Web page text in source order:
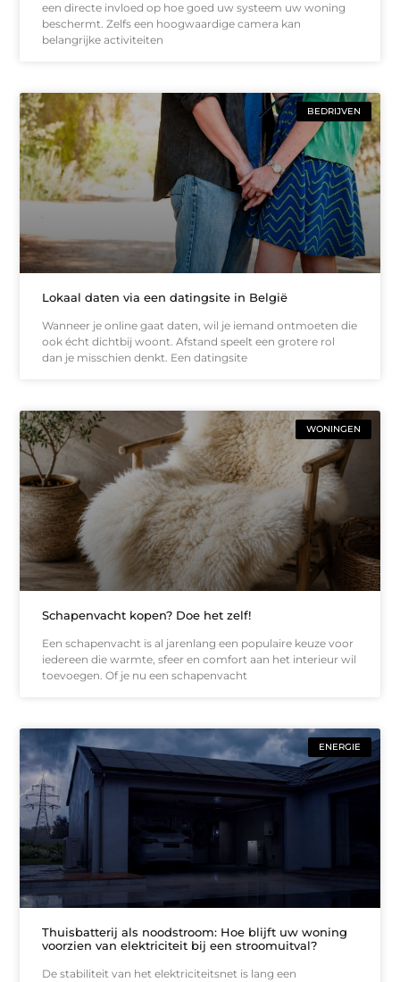
een directe invloed op hoe goed uw systeem uw woning
beschermt. Zelfs een hoogwaardige camera kan
belangrijke activiteiten
BEDRIJVEN
Lokaal daten via een datingsite in België
Wanneer je online gaat daten, wil je iemand ontmoeten die
ook écht dichtbij woont. Afstand speelt een grotere rol
dan je misschien denkt. Een datingsite
WONINGEN
Schapenvacht kopen? Doe het zelf!
Een schapenvacht is al jarenlang een populaire keuze voor
iedereen die warmte, sfeer en comfort aan het interieur wil
toevoegen. Of je nu een schapenvacht
ENERGIE
Thuisbatterij als noodstroom: Hoe blijft uw woning
voorzien van elektriciteit bij een stroomuitval?
De stabiliteit van het elektriciteitsnet is lang een